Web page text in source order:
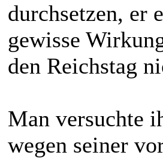
durchsetzen, er
gewisse
den Reichstag
Man versuchte
wegen seiner